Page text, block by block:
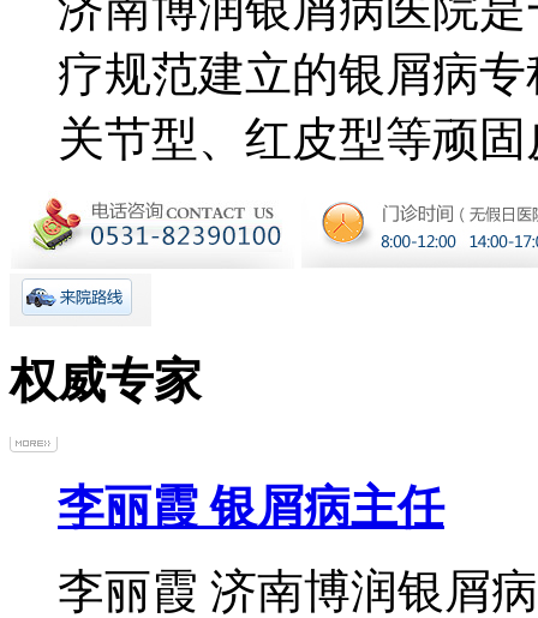
疗规范建立的银屑病
关节型、红皮型等顽
权威专家
李丽霞 银屑病主任
李丽霞 济南博润银屑